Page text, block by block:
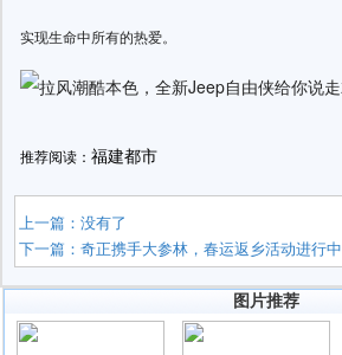
实现生命中所有的热爱。
推荐阅读： 福建都市
上一篇：没有了
下一篇：奇正携手大参林，春运返乡活动进行中
图片推荐